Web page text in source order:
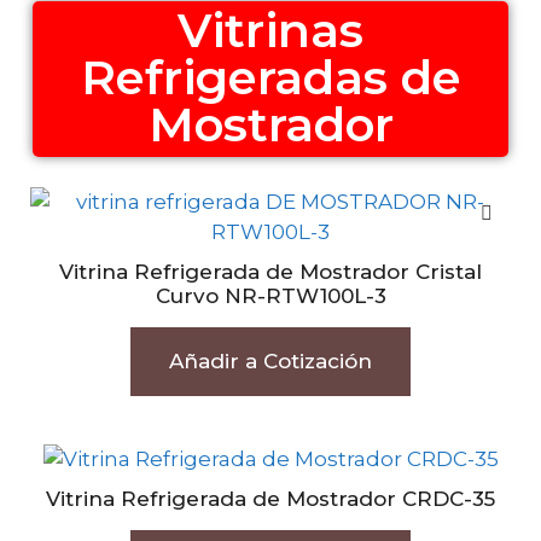
Vitrinas
Refrigeradas de
Mostrador
Vitrina Refrigerada de Mostrador Cristal
Curvo NR-RTW100L-3
Añadir a Cotización
Vitrina Refrigerada de Mostrador CRDC-35